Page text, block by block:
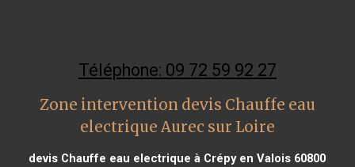
Téléphone: 09 72 59 92 27
Zone intervention devis Chauffe eau
electrique Aurec sur Loire
devis Chauffe eau electrique à Crépy en Valois 60800